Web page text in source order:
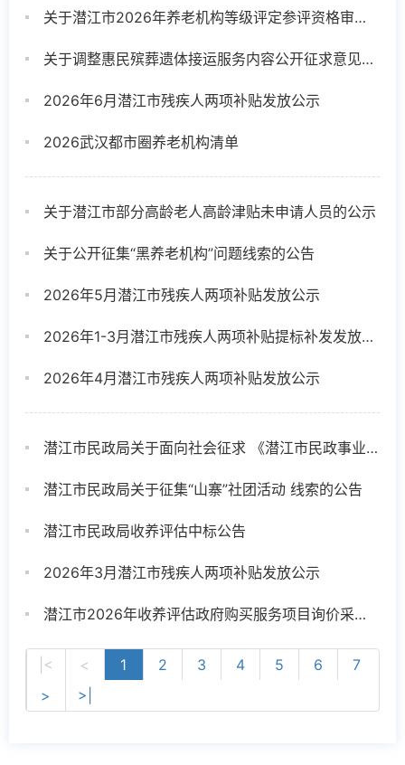
关于潜江市2026年养老机构等级评定参评资格审核情况的公告
关于调整惠民殡葬遗体接运服务内容公开征求意见的通知
2026年6月潜江市残疾人两项补贴发放公示
2026武汉都市圈养老机构清单
关于潜江市部分高龄老人高龄津贴未申请人员的公示
关于公开征集“黑养老机构”问题线索的公告
2026年5月潜江市残疾人两项补贴发放公示
2026年1-3月潜江市残疾人两项补贴提标补发发放公示
2026年4月潜江市残疾人两项补贴发放公示
潜江市民政局关于面向社会征求 《潜江市民政事业发展“十五五”规划（征求意见稿）》意见建议的公告
潜江市民政局关于征集“山寨”社团活动 线索的公告
潜江市民政局收养评估中标公告
2026年3月潜江市残疾人两项补贴发放公示
潜江市2026年收养评估政府购买服务项目询价采购邀请公告
|< < 1 2 3 4 5 6
7
>
>|